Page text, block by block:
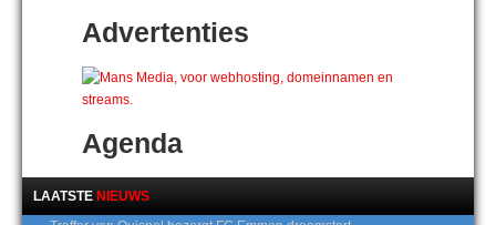
Advertenties
Agenda
LAATSTE NIEUWS